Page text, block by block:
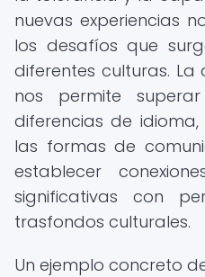
nuevas experiencias
los desafíos que
diferentes culturas.
nos permite
diferencias de
las formas de
establecer
significativas con
trasfondos culturales.
Un ejemplo concreto